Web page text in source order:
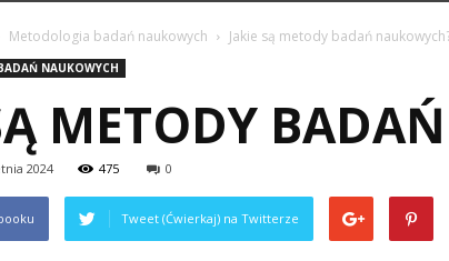
Metodologia badań naukowych Jakie są metody badań
NAUKOWYCH
METODY
2024 475 0
Tweet (Ćwierkaj) na Twitterze